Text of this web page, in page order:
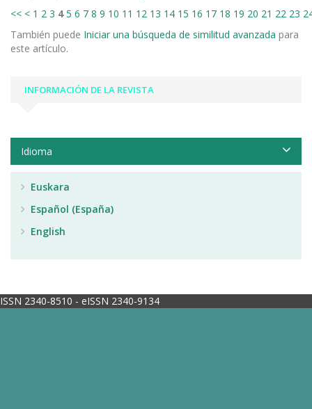
<< < 1 2 3 4 5 6 7 8 9 10 11 12 13 14 15 16 17 18 19 20 21 22 23
También puede Iniciar una búsqueda de similitud avanzada para
este artículo.
INFORMACIÓN DE LA REVISTA
Idioma
Euskara
Español (España)
English
ISSN 2340-8510 - eISSN 2340-9134